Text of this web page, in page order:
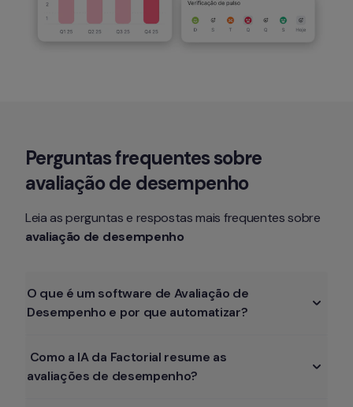
Perguntas frequentes sobre
avaliação de desempenho
Leia as perguntas e respostas
avaliação de desempenho
O que é um software de Avaliação de
Como a IA da Factorial resume as